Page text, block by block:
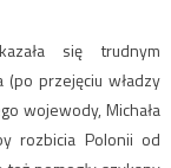
się trudnym
(po przejęciu władzy
wojewody, Michała
rozbicia Polonii od